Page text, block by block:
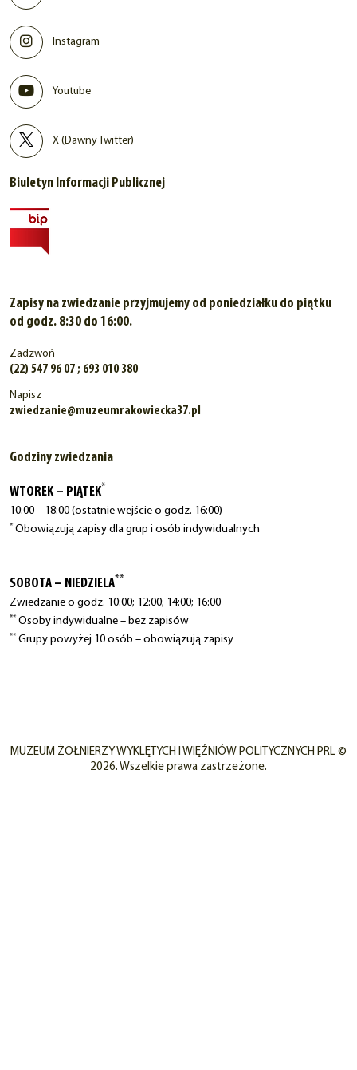
Instagram
Youtube
X (Dawny Twitter)
Biuletyn Informacji Publicznej
Zapisy na zwiedzanie przyjmujemy od poniedziałku do piątku
od godz. 8:30 do 16:00.
Zadzwoń
(22) 547 96 07 ; 693 010 380
Napisz
zwiedzanie@muzeumrakowiecka37.pl
Godziny zwiedzania
WTOREK – PIĄTEK*
10:00 – 18:00 (ostatnie wejście o godz. 16:00)
* Obowiązują zapisy dla grup i osób indywidualnych
SOBOTA – NIEDZIELA**
Zwiedzanie o godz. 10:00; 12:00; 14:00; 16:00
** Osoby indywidualne – bez zapisów
** Grupy powyżej 10 osób – obowiązują zapisy
MUZEUM ŻOŁNIERZY WYKLĘTYCH I WIĘŹNIÓW POLITYCZNYCH PRL ©
2026. Wszelkie prawa zastrzeżone.